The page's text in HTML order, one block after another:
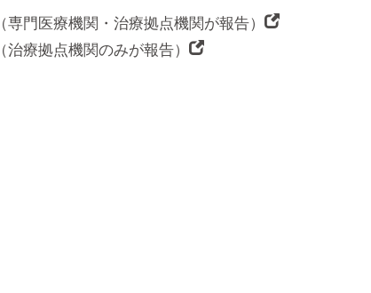
（専門医療機関・治療拠点機関が報告）
（治療拠点機関のみが報告）